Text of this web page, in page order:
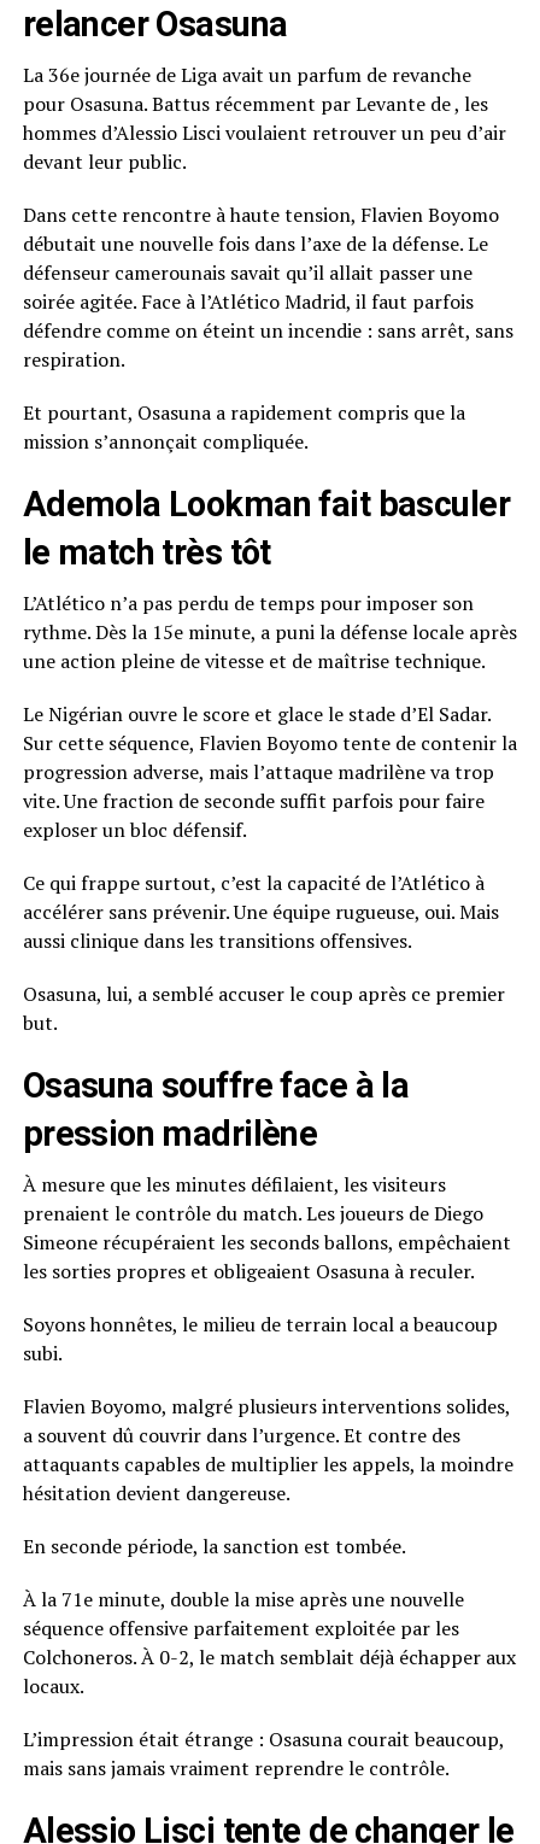
relancer Osasuna
La 36e journée de Liga avait un parfum de revanche
pour Osasuna. Battus récemment par Levante de , les
hommes d’Alessio Lisci voulaient retrouver un peu d’air
devant leur public.
Dans cette rencontre à haute tension, Flavien Boyomo
débutait une nouvelle fois dans l’axe de la défense. Le
défenseur camerounais savait qu’il allait passer une
soirée agitée. Face à l’Atlético Madrid, il faut parfois
défendre comme on éteint un incendie : sans arrêt, sans
respiration.
Et pourtant, Osasuna a rapidement compris que la
mission s’annonçait compliquée.
Ademola Lookman fait basculer
le match très tôt
L’Atlético n’a pas perdu de temps pour imposer son
rythme. Dès la 15e minute, a puni la défense locale après
une action pleine de vitesse et de maîtrise technique.
Le Nigérian ouvre le score et glace le stade d’El Sadar.
Sur cette séquence, Flavien Boyomo tente de contenir la
progression adverse, mais l’attaque madrilène va trop
vite. Une fraction de seconde suffit parfois pour faire
exploser un bloc défensif.
Ce qui frappe surtout, c’est la capacité de l’Atlético à
accélérer sans prévenir. Une équipe rugueuse, oui. Mais
aussi clinique dans les transitions offensives.
Osasuna, lui, a semblé accuser le coup après ce premier
but.
Osasuna souffre face à la
pression madrilène
À mesure que les minutes défilaient, les visiteurs
prenaient le contrôle du match. Les joueurs de Diego
Simeone récupéraient les seconds ballons, empêchaient
les sorties propres et obligeaient Osasuna à reculer.
Soyons honnêtes, le milieu de terrain local a beaucoup
subi.
Flavien Boyomo, malgré plusieurs interventions solides,
a souvent dû couvrir dans l’urgence. Et contre des
attaquants capables de multiplier les appels, la moindre
hésitation devient dangereuse.
En seconde période, la sanction est tombée.
À la 71e minute, double la mise après une nouvelle
séquence offensive parfaitement exploitée par les
Colchoneros. À 0-2, le match semblait déjà échapper aux
locaux.
L’impression était étrange : Osasuna courait beaucoup,
mais sans jamais vraiment reprendre le contrôle.
Alessio Lisci tente de changer le